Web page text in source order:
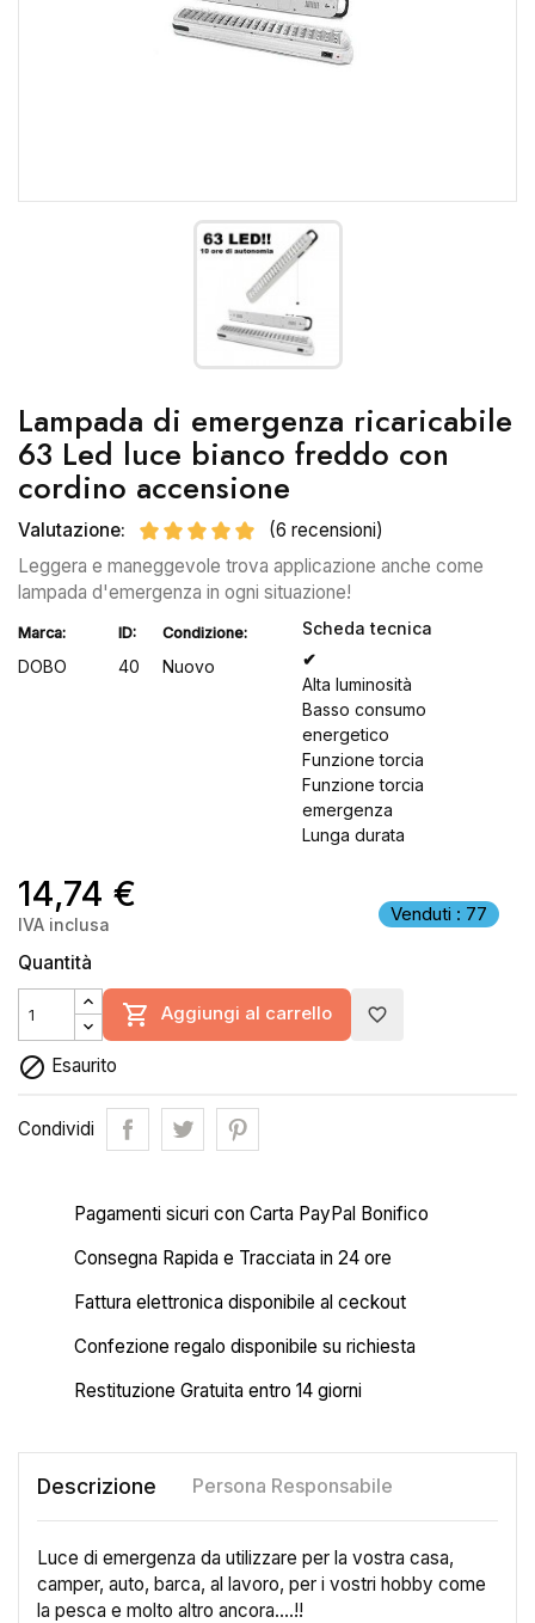
Lampada di emergenza ricaricabile
63 Led luce bianco freddo con
cordino accensione
Valutazione:
(6 recensioni)
Leggera e maneggevole trova applicazione anche come
lampada d'emergenza in ogni situazione!
Marca:
DOBO
ID:
40
Condizione:
Nuovo
Scheda tecnica
✔
Alta luminosità
Basso consumo
energetico
Funzione torcia
Funzione torcia
emergenza
Lunga durata
14,74 € Venduti : 77
IVA inclusa
Quantità
 Aggiungi al carrello favorite_border
 Esaurito
Condividi
Pagamenti sicuri con Carta PayPal Bonifico
Consegna Rapida e Tracciata in 24 ore
Fattura elettronica disponibile al ceckout
Confezione regalo disponibile su richiesta
Restituzione Gratuita entro 14 giorni
Descrizione Persona Responsabile
Luce di emergenza da utilizzare per la vostra casa,
camper, auto, barca, al lavoro, per i vostri hobby come
la pesca e molto altro ancora....!!